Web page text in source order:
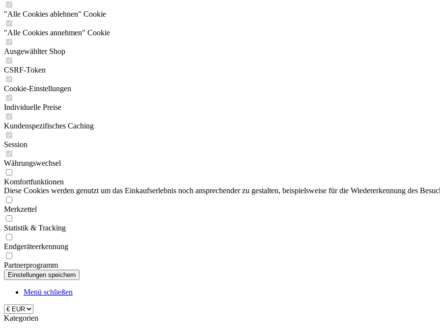
"Alle Cookies ablehnen" Cookie
"Alle Cookies annehmen" Cookie
Ausgewählter Shop
CSRF-Token
Cookie-Einstellungen
Individuelle Preise
Kundenspezifisches Caching
Session
Währungswechsel
Komfortfunktionen
Diese Cookies werden genutzt um das Einkaufserlebnis noch ansprechender zu gestalten, beispielsweise für die Wiedererkennung des
Merkzettel
Statistik & Tracking
Endgeräteerkennung
Partnerprogramm
Menü schließen
Kategorien